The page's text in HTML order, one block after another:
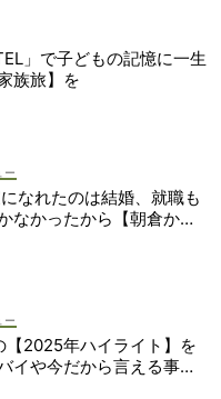
」で子どもの記憶に一生
族旅】を
ー
なれたのは結婚、就職も
なかったから【朝倉かす
ー
【2025年ハイライト】を
イや今だから言える事件